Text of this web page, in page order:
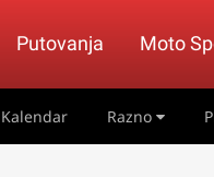
Putovanja Moto
Kalendar Razno